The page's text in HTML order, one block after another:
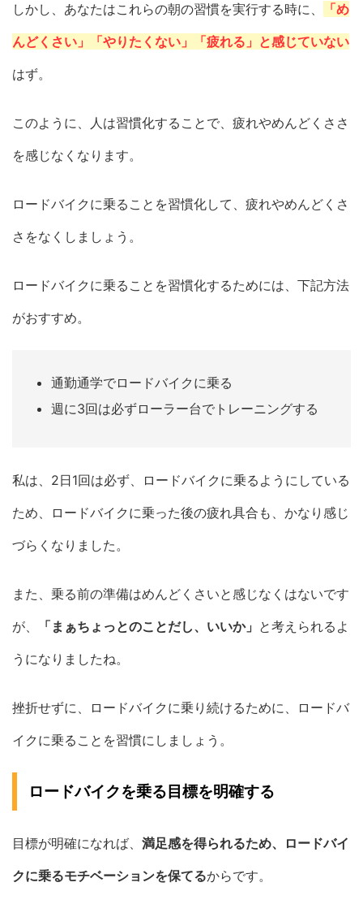
しかし、あなたはこれらの朝の習慣を実行する時に、
「め
んどくさい」「やりたくない」「疲れる」と感じていない
はず。
このように、人は習慣化することで、疲れやめんどくささ
を感じなくなります。
ロードバイクに乗ることを習慣化して、疲れやめんどくさ
さをなくしましょう。
ロードバイクに乗ることを習慣化するためには、下記方法
がおすすめ。
通勤通学でロードバイクに乗る
週に3回は必ずローラー台でトレーニングする
私は、2日1回は必ず、ロードバイクに乗るようにしている
ため、ロードバイクに乗った後の疲れ具合も、かなり感じ
づらくなりました。
また、乗る前の準備はめんどくさいと感じなくはないです
が、
「まぁちょっとのことだし、いいか」 と考えられるよ
うになりましたね。
挫折せずに、ロードバイクに乗り続けるために、ロードバ
イクに乗ることを習慣にしましょう。
ロードバイクを乗る目標を明確する
目標が明確になれば、 満足感を得られるため、ロードバイ
クに乗るモチベーションを保てるからです。